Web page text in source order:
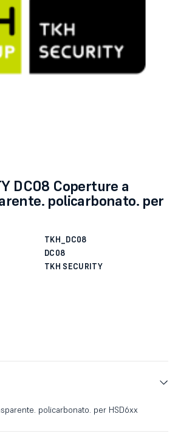
DC08 Coperture a
policarbonato. per
TKH_DC08
DC08
TKH SECURITY
policarbonato. per HSD6xx